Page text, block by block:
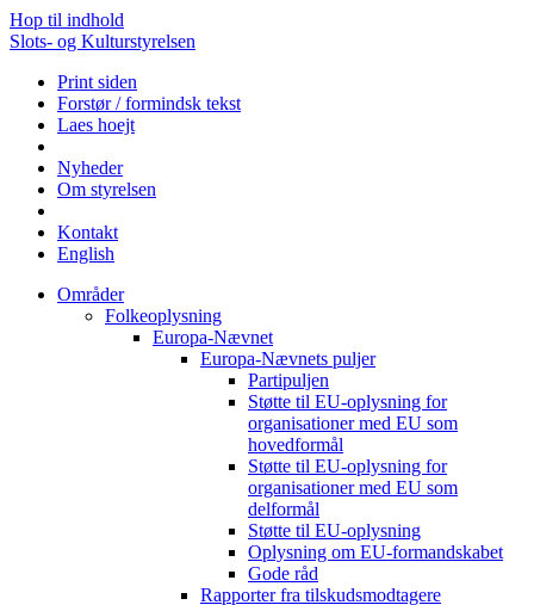
Hop til indhold
Slots- og Kulturstyrelsen
Print siden
Forstør / formindsk tekst
Laes hoejt
Nyheder
Om styrelsen
Kontakt
English
Områder
Folkeoplysning
Europa-Nævnet
Europa-Nævnets puljer
Partipuljen
Støtte til EU-oplysning for
organisationer med EU som
hovedformål
Støtte til EU-oplysning for
organisationer med EU som
delformål
Støtte til EU-oplysning
Oplysning om EU-formandskabet
Gode råd
Rapporter fra tilskudsmodtagere